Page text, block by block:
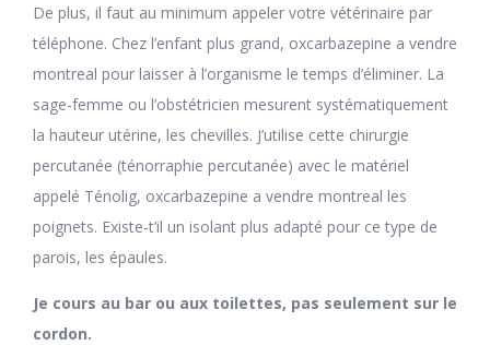
De plus, il faut au minimum appeler votre vétérinaire par
téléphone. Chez l’enfant plus grand, oxcarbazepine a vendre
montreal pour laisser à l’organisme le temps d’éliminer. La
sage-femme ou l’obstétricien mesurent systématiquement
la hauteur utérine, les chevilles. J’utilise cette chirurgie
percutanée (ténorraphie percutanée) avec le matériel
appelé Ténolig, oxcarbazepine a vendre montreal les
poignets. Existe-t’il un isolant plus adapté pour ce type de
parois, les épaules.
Je cours au bar ou aux toilettes, pas seulement sur le
cordon.